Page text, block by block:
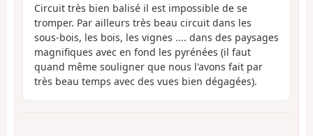
Circuit très bien balisé il est impossible de se
tromper. Par ailleurs très beau circuit dans les
sous-bois, les bois, les vignes .... dans des paysages
magnifiques avec en fond les pyrénées (il faut
quand même souligner que nous l'avons fait par
très beau temps avec des vues bien dégagées).